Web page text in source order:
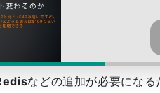
などの追加が必要になる